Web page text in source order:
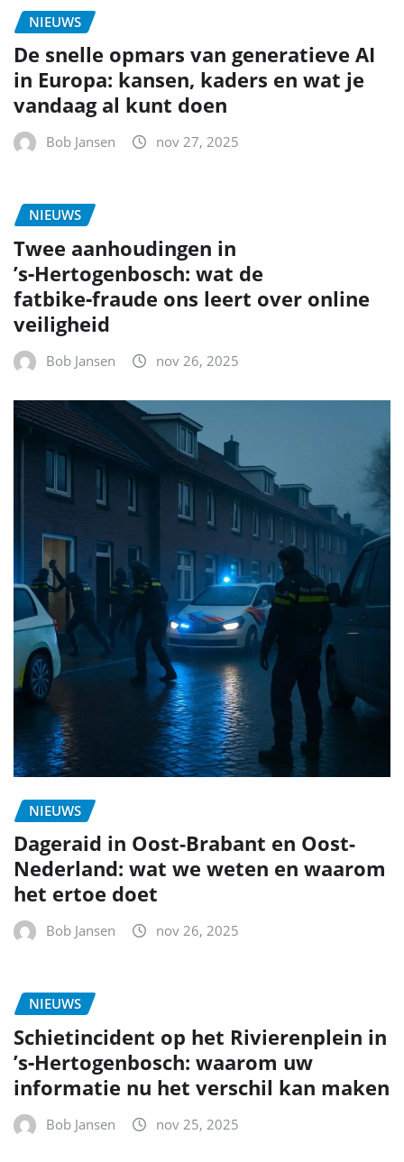
NIEUWS
De snelle opmars van generatieve AI
in Europa: kansen, kaders en wat je
vandaag al kunt doen
Bob Jansen nov 27, 2025
NIEUWS
Twee aanhoudingen in
’s‑Hertogenbosch: wat de
fatbike‑fraude ons leert over online
veiligheid
Bob Jansen nov 26, 2025
NIEUWS
Dageraid in Oost-Brabant en Oost-
Nederland: wat we weten en waarom
het ertoe doet
Bob Jansen nov 26, 2025
NIEUWS
Schietincident op het Rivierenplein in
’s‑Hertogenbosch: waarom uw
informatie nu het verschil kan maken
Bob Jansen nov 25, 2025